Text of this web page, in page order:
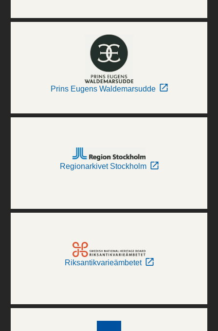
Prins Eugens Waldemarsudde
Regionarkivet Stockholm
Riksantikvarieämbetet